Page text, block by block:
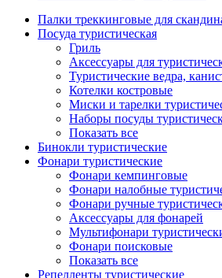
Палки треккинговые для
Посуда туристическая
Гриль
Аксессуары для
Туристические ведра,
Котелки костровые
Миски и тарелки
Наборы посуды
Показать все
Бинокли туристические
Фонари туристические
Фонари кемпинговые
Фонари налобные
Фонари ручные
Аксессуары для фонарей
Мультифонари
Фонари поисковые
Показать все
Репелленты туристические